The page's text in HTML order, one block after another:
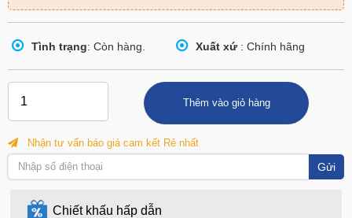
Tình trạng: Còn hàng. Xuất xứ: Chính hãng
Thêm vào giỏ hàng
Nhận tư vấn báo giá cam kết Rẻ nhất
Gửi
Chiết khấu hấp dẫn